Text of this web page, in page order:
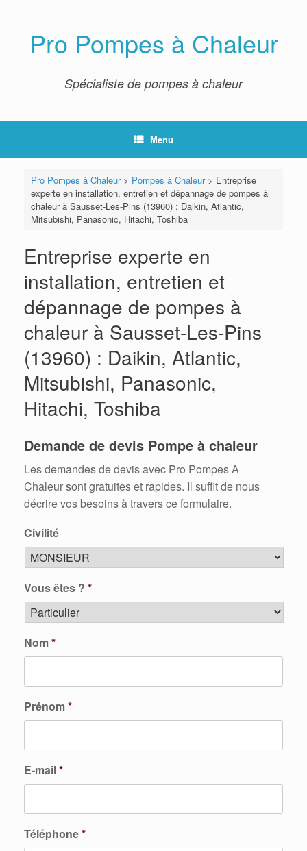
Pro Pompes à Chaleur
Spécialiste de pompes à chaleur
Menu
Pro Pompes à Chaleur> Pompes à Chaleur> Entreprise
experte en installation, entretien et dépannage de pompes à
chaleur à Sausset-Les-Pins (13960) : Daikin, Atlantic,
Mitsubishi, Panasonic, Hitachi, Toshiba
Entreprise experte en
installation, entretien et
dépannage de pompes à
chaleur à Sausset-Les-Pins
(13960) : Daikin, Atlantic,
Mitsubishi, Panasonic,
Hitachi, Toshiba
Demande de devis Pompe à chaleur
Les demandes de devis avec Pro Pompes A
Chaleur sont gratuites et rapides. Il suffit de nous
décrire vos besoins à travers ce formulaire.
Civilité
Vous êtes ? *
Nom*
Prénom*
E-mail*
Téléphone*